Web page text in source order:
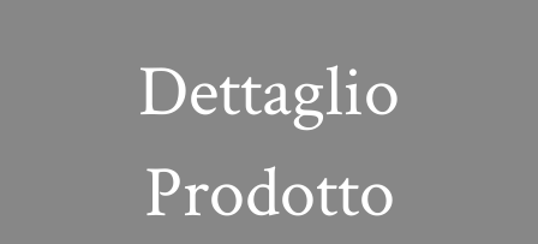
Dettaglio
Prodotto